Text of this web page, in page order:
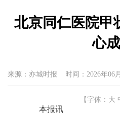
北京同仁医院甲
心
来源：亦城时报 时间：2026年06
【字体： 大
本报讯